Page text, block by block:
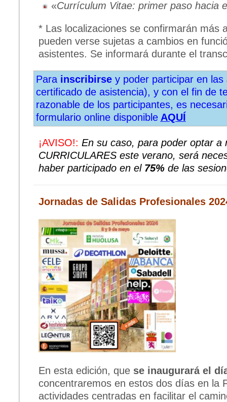
«Currículum Vitae: primer paso hacia
* Las localizaciones se confirmarán más
pueden verse sujetas a cambios en
asistentes. Se informará durante el
Para inscribirsey poder participar en las
certificado de asistencia), y con el fin de
razonable de los participantes, es
formulario online disponible AQUÍ
¡AVISO!: En su caso, para poder optar a
CURRICULARES este verano, será
haber participado en el 75%de las
Jornadas de Salidas Profesionales
En esta edición, que se inaugurará el
concentraremos en estos dos días en la
actividades centradas en facilitar el